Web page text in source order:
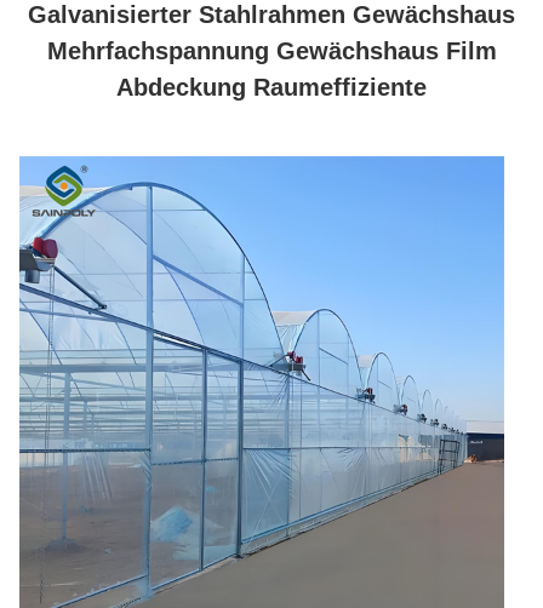
Galvanisierter Stahlrahmen Gewächshaus
Mehrfachspannung Gewächshaus Film
Abdeckung Raumeffiziente